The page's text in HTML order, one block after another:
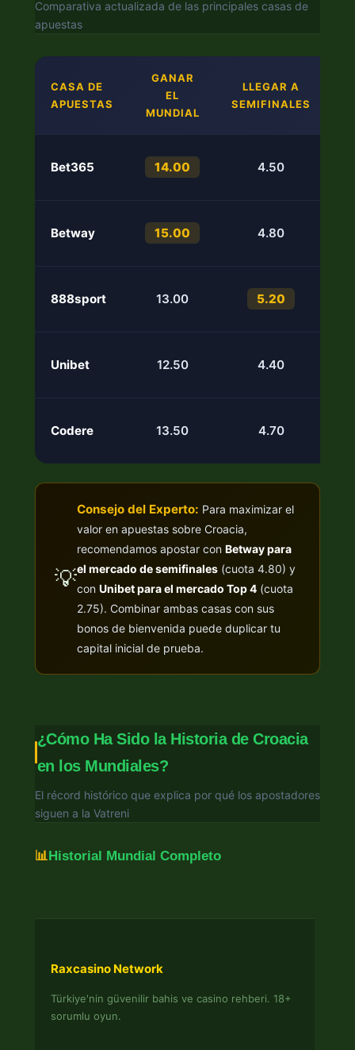
Comparativa actualizada de las principales casas de
apuestas
CASA DE
APUESTAS
GANAR
EL
MUNDIAL
LLEGAR A
SEMIFINALES
Bet365 14.00 4.50
Betway 15.00 4.80
888sport 13.00 5.20
Unibet 12.50 4.40
Codere 13.50 4.70
💡
Consejo del Experto: Para maximizar el
valor en apuestas sobre Croacia,
recomendamos apostar con Betway para
el mercado de semifinales (cuota 4.80) y
con Unibet para el mercado Top 4 (cuota
2.75). Combinar ambas casas con sus
bonos de bienvenida puede duplicar tu
capital inicial de prueba.
¿Cómo Ha Sido la Historia de Croacia
en los Mundiales?
El récord histórico que explica por qué los apostadores
siguen a la Vatreni
📊Historial Mundial Completo
Raxcasino Network
Türkiye'nin güvenilir bahis ve casino rehberi. 18+
sorumlu oyun.